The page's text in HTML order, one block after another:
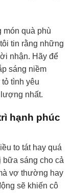
món quà phù
tin rằng những
nhận. Hãy để
sáng niềm
tình yêu
nhất.
hạnh phúc
to tát hay quá
bữa sáng cho cả
vợ thường hay
sẽ khiến cô